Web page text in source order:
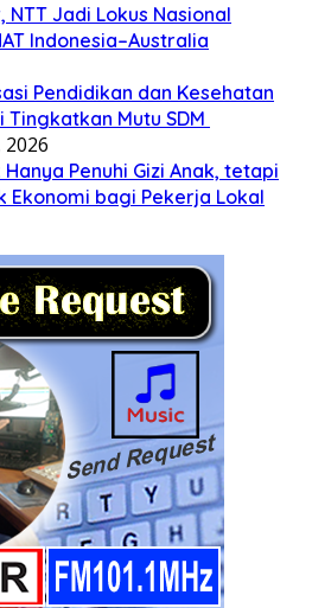
NTT Jadi Lokus Nasional
Indonesia–Australia
Pendidikan dan Kesehatan
Mutu SDM
2026
Penuhi Gizi Anak, tetapi
Ekonomi bagi Pekerja Lokal